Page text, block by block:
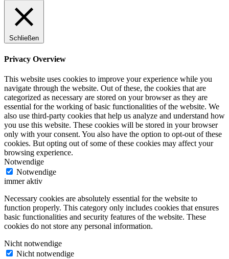
Schließen
Privacy Overview
This website uses cookies to improve your experience while you
navigate through the website. Out of these, the cookies that are
categorized as necessary are stored on your browser as they are
essential for the working of basic functionalities of the website. We
also use third-party cookies that help us analyze and understand how
you use this website. These cookies will be stored in your browser
only with your consent. You also have the option to opt-out of these
cookies. But opting out of some of these cookies may affect your
browsing experience.
Notwendige
Notwendige
immer aktiv
Necessary cookies are absolutely essential for the website to
function properly. This category only includes cookies that ensures
basic functionalities and security features of the website. These
cookies do not store any personal information.
Nicht notwendige
Nicht notwendige